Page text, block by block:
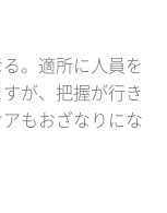
。適所に人員を
が、把握が行き
もおざなりにな